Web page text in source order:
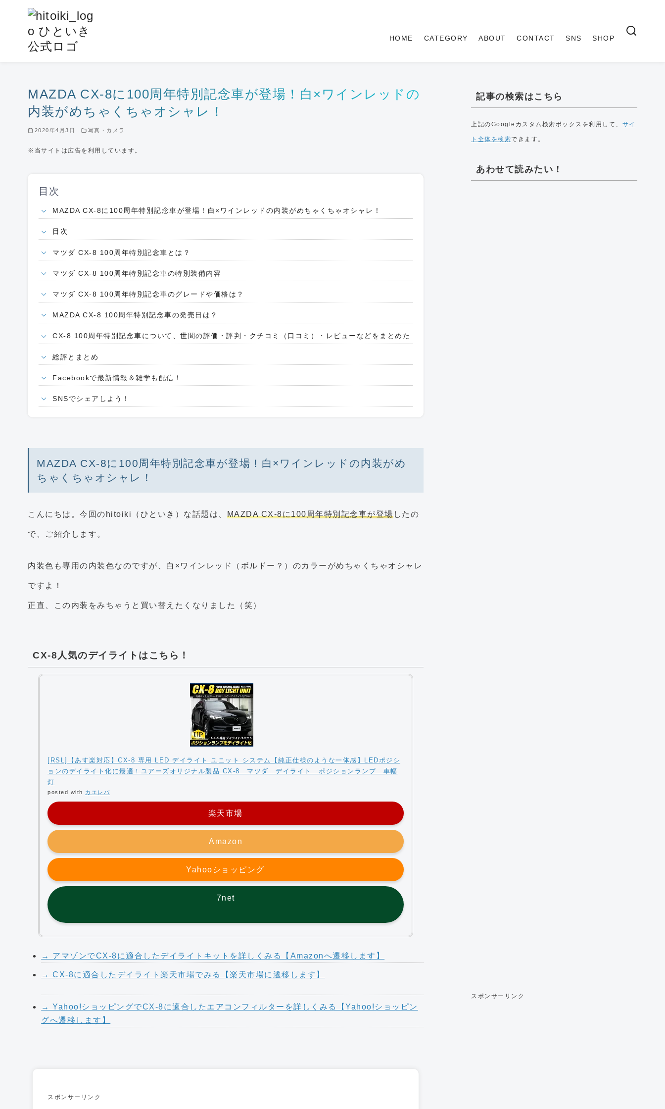
HOME CATEGORY ABOUT CONTACT SNS SHOP
MAZDA CX-8に100周年特別記念車が登場！白×ワインレッドの
内装がめちゃくちゃオシャレ！
2020年4月3日 写真・カメラ
※当サイトは広告を利用しています。
目次
MAZDA CX-8に100周年特別記念車が登場！白×ワインレッドの内装がめちゃくちゃオシャレ！
目次
マツダ CX-8 100周年特別記念車とは？
マツダ CX-8 100周年特別記念車の特別装備内容
マツダ CX-8 100周年特別記念車のグレードや価格は？
MAZDA CX-8 100周年特別記念車の発売日は？
CX-8 100周年特別記念車について、世間の評価・評判・クチコミ（口コミ）・レビューなどをまとめた
総評とまとめ
Facebookで最新情報＆雑学も配信！
SNSでシェアしよう！
MAZDA CX-8に100周年特別記念車が登場！白×ワインレッドの内装がめ
ちゃくちゃオシャレ！
こんにちは。今回のhitoiki（ひといき）な話題は、 MAZDA CX-8に100周年特別記念車が登場したの
で、ご紹介します。
内装色も専用の内装色なのですが、白×ワインレッド（ボルドー？）のカラーがめちゃくちゃオシャレ
ですよ！
正直、この内装をみちゃうと買い替えたくなりました（笑）
CX-8人気のデイライトはこちら！
[RSL]【あす楽対応】CX-8 専用 LED デイライト ユニット システム【純正仕様のような一体感】LEDポジシ
ョンのデイライト化に最適！ユアーズオリジナル製品 CX-8 マツダ デイライト ポジションランプ 車幅
灯
posted with カエレバ
楽天市場
Amazon
Yahooショッピング
7net
→ アマゾンでCX-8に適合したデイライトキットを詳しくみる【Amazonへ遷移します】
→ CX-8に適合したデイライト楽天市場でみる【楽天市場に遷移します】
→ Yahoo!ショッピングでCX-8に適合したエアコンフィルターを詳しくみる【Yahoo!ショッピン
グへ遷移します】
スポンサーリンク
記事の検索はこちら
上記のGoogleカスタム検索ボックスを利用して、 サイ
ト全体を検索できます。
あわせて読みたい！
スポンサーリンク